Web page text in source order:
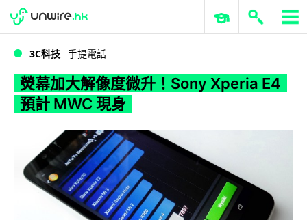
WWDC 2026 ERP 與商業 AI
3C科技 手提電話
熒幕加大解像度微升！Sony Xperia E4
預計 MWC 現身